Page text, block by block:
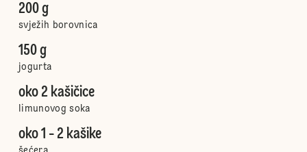
200 g
svježih borovnica
150 g
jogurta
oko 2 kašičice
limunovog soka
oko 1 - 2 kašike